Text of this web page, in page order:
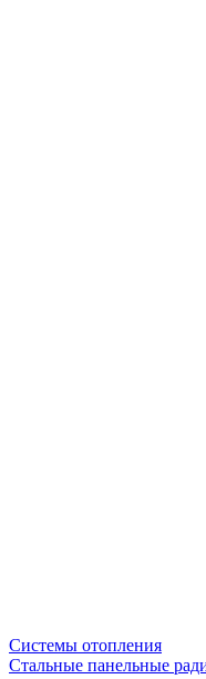
Системы отопления
Стальные панельные